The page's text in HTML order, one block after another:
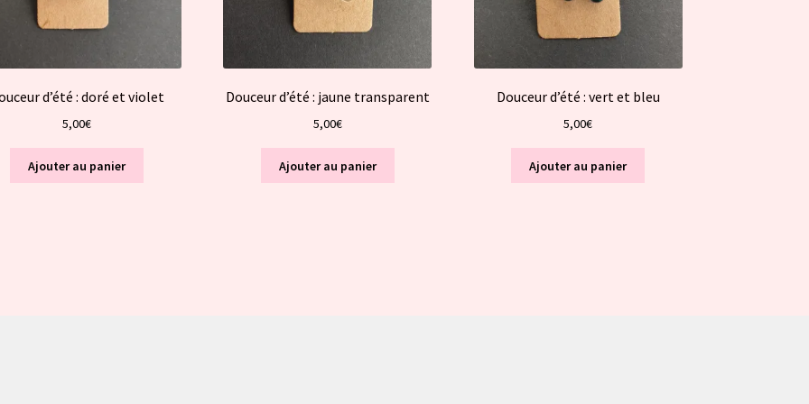
d’été : doré et violet
5,00€
Ajouter au panier
Douceur d’été : jaune transparent
5,00€
Ajouter au panier
Douceur d’été : vert et bleu
5,00€
Ajouter au panier